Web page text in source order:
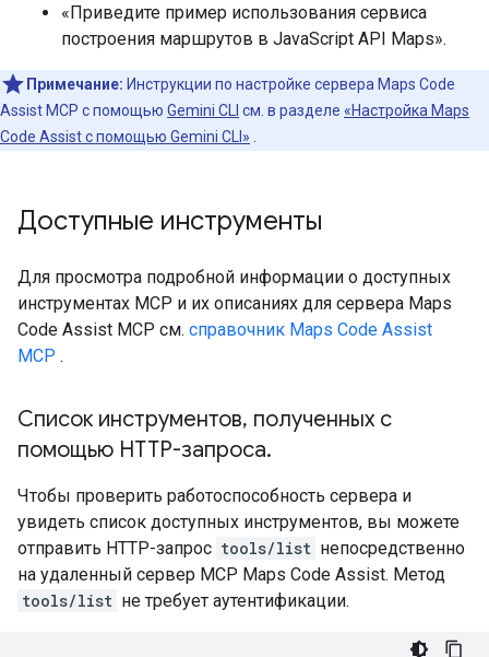
«Приведите пример использования сервиса
построения маршрутов в JavaScript API Maps».
Примечание: Инструкции по настройке сервера Maps Code
Assist MCP с помощью Gemini CLI см. в разделе «Настройка Maps
Code Assist с помощью Gemini CLI»
Доступные инструменты
Для просмотра подробной информации о доступных
инструментах MCP и их описаниях для сервера Maps
Code Assist MCP см. справочник Maps Code Assist
MCP .
Список инструментов, полученных с
помощью HTTP-запроса.
Чтобы проверить работоспособность сервера и
увидеть список доступных инструментов, вы можете
отправить HTTP-запрос tools/list непосредственно
на удаленный сервер MCP Maps Code Assist. Метод
tools/list не требует аутентификации.